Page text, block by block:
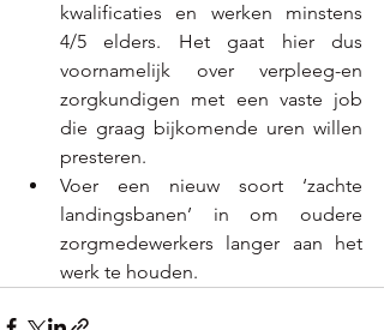
kwalificaties en werken minstens
4/5 elders. Het gaat hier dus
voornamelijk over verpleeg-en
zorgkundigen met een vaste job
die graag bijkomende uren willen
presteren.
Voer een nieuw soort ‘zachte
landingsbanen’ in om oudere
zorgmedewerkers langer aan het
werk te houden.